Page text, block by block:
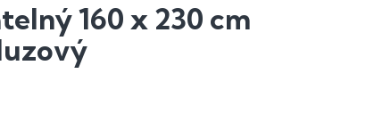
160 x 230 cm